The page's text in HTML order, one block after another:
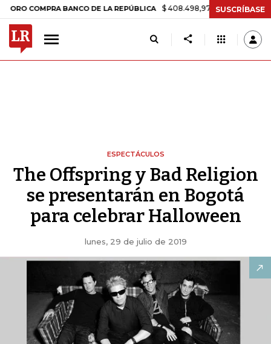
BANCO DE LA REPÚBLICA $ 408.498,97 +$ 8.753,81 +2,19%
SUSCRÍBASE
ESPECTÁCULOS
The Offspring y Bad Religion
se presentarán en Bogotá
para celebrar Halloween
lunes, 29 de julio de 2019